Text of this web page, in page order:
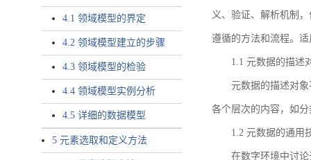
4.1 领域模型的界定
4.2 领域模型建立的步骤
4.3 领域模型的检验
4.4 领域模型实例分析
4.5 详细的数据模型
5 元素选取和定义方法
义、验证、解析机制
遵循的方法和流程。
1.1 元数据的描述
元数据的描述对
各个层次的内容，如
1.2 元数据的通用
在数字环境中讨